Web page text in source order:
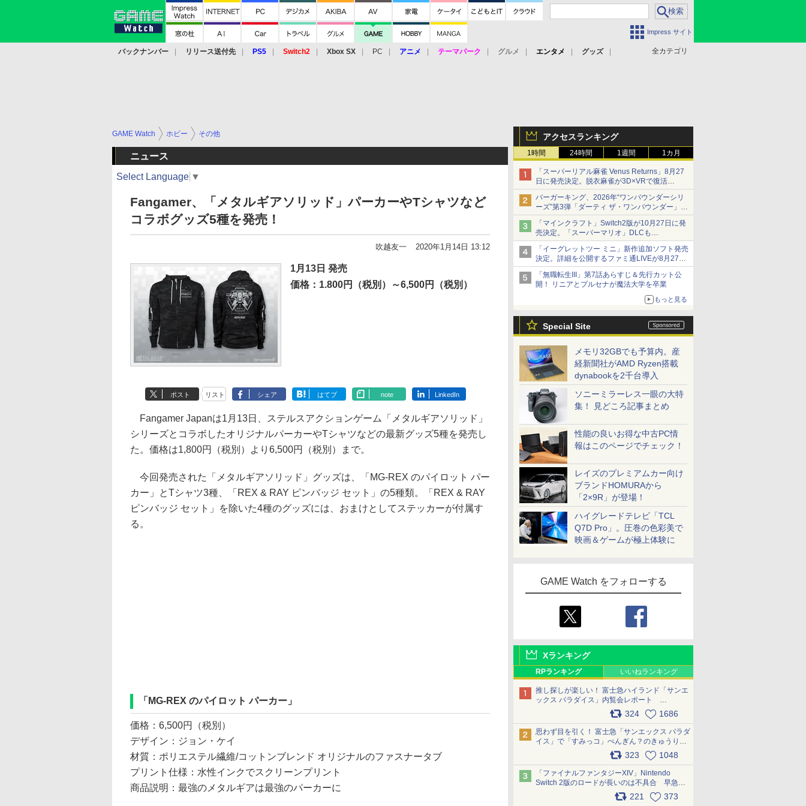
Impress サイト
全カテゴリ
バックナンバー リリース送付先 PS5 Switch2 Xbox SX PC アニメ テーマパーク グルメ エンタメ
グッズ
アクセスランキング
1時間 24時間 1週間 1カ月
「スーパーリアル麻雀 Venus Returns」8月27
日に発売決定。脱衣麻雀が3D×VRで復活
発売から2週間は20%オフになるセールが実施
バーガーキング、2026年“ワンパウンダーシリ
ーズ”第3弾「ダーティ ザ・ワンパウンダー」を
8月7日発売
「特製ガーリックマヨソース」を使用した超大
型チーズバーガー
「マインクラフト」Switch2版が10月27日に発
売決定。「スーパーマリオ」DLCも
Switch版からのアップグレードも可能に
「イーグレットツー ミニ」新作追加ソフト発売
決定。詳細を公開するファミ通LIVEが8月27日
20時から配信
シリーズ累計100タイトルへ
「無職転生III」第7話あらすじ＆先行カット公
開！ リニアとプルセナが魔法大学を卒業
もっと見る
Special Site
メモリ32GBでも予算内。産
経新聞社がAMD Ryzen搭載
dynabookを2千台導入
ソニーミラーレス一眼の大特
集！ 見どころ記事まとめ
性能の良いお得な中古PC情
報はこのページでチェック！
レイズのプレミアムカー向け
ブランドHOMURAから
「2×9R」が登場！
ハイグレードテレビ「TCL
Q7D Pro」。圧巻の色彩美で
映画＆ゲームが極上体験に
GAME Watch をフォローする
Xランキング
RPランキング いいねランキング
推し探しが楽しい！ 富士急ハイランド「サンエ
ックス パラダイス」内覧会レポート
324 1686
思わず目を引く！ 富士急「サンエックス パラダ
イス」で「すみっコ」ぺんぎん？のきゅうりド
ッグを食べてみた イラストそのままのメニュ
ー化に挑戦。これが意外にもおいしい
pic.x.com/Kgl04hZaeg
323 1048
「ファイナルファンタジーXIV」Nintendo
Switch 2版のロードが長いのは不具合 早急に
アップデートできるよう対応中221 373
GAME Watch ホビー その他
ニュース
Select Language ▼
Fangamer、「メタルギアソリッド」パーカーやTシャツなど
コラボグッズ5種を発売！
吹越友一 2020年1月14日 13:12
1月13日 発売
価格：1.800円（税別）～6,500円（税別）
ポスト リスト シェア はてブ note LinkedIn
Fangamer Japanは1月13日、ステルスアクションゲーム「メタルギアソリッド」
シリーズとコラボしたオリジナルパーカーやTシャツなどの最新グッズ5種を発売し
た。価格は1,800円（税別）より6,500円（税別）まで。
今回発売された「メタルギアソリッド」グッズは、「MG-REX のパイロット パー
カー」とTシャツ3種、「REX & RAY ピンバッジ セット」の5種類。「REX & RAY
ピンバッジ セット」を除いた4種のグッズには、おまけとしてステッカーが付属す
る。
「MG-REX のパイロット パーカー」
価格：6,500円（税別）
デザイン：ジョン・ケイ
材質：ポリエステル繊維/コットンブレンド オリジナルのファスナータブ
プリント仕様：水性インクでスクリーンプリント
商品説明：最強のメタルギアは最強のパーカーに